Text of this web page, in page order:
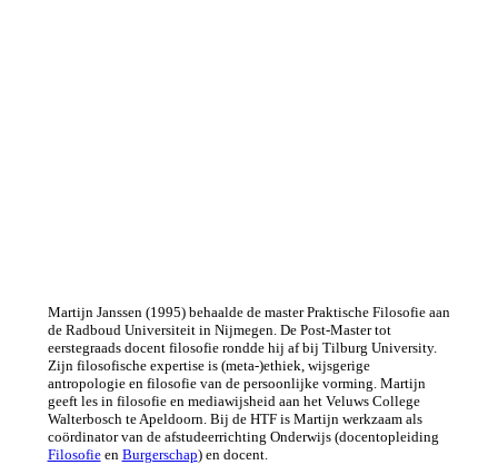
Martijn Janssen (1995) behaalde de master Praktische Filosofie aan
de Radboud Universiteit in Nijmegen. De Post-Master tot
eerstegraads docent filosofie rondde hij af bij Tilburg University.
Zijn filosofische expertise is (meta-)ethiek, wijsgerige
antropologie en filosofie van de persoonlijke vorming. Martijn
geeft les in filosofie en mediawijsheid aan het Veluws College
Walterbosch te Apeldoorn. Bij de HTF is Martijn werkzaam als
coördinator van de afstudeerrichting Onderwijs (docentopleiding
Filosofieen Burgerschap) en docent.